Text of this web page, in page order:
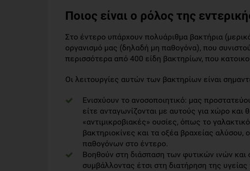
Ποιος είναι ο ρόλος της
Στο έντερο υπάρχουν πολυάριθμα βακτήρια
οργανισμό μας (δηλαδή μη παθογόνα), που
περισσότερα από 400 είδη βακτηρίων, που
Οι λειτουργίες αυτών των βακτηρίων είναι
Ενισχύουν το ανοσοποιητικό: μας
είτε ανταγωνίζονται με αυτούς για χώρο και
«αντιμικροβιακές» ουσίες, όπως το
βακτηριοκίνες και τα οξέα βραχείας
παθογόνων στο έντερο.
Βοηθούν στη διάσπαση των φυτικών ινών
συμβάλλοντας έτσι στη διατήρηση της